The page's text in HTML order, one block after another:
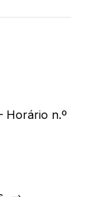
Horário n.º